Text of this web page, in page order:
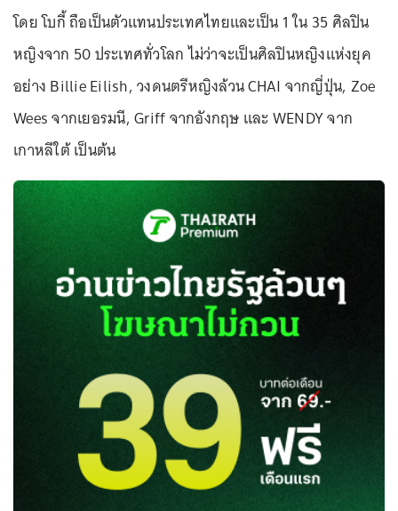
โดย โบกี้ ถือเป็นตัวแทนประเทศไทยและเป็น 1 ใน 35 ศิลปิน
หญิงจาก 50 ประเทศทั่วโลก ไม่ว่าจะเป็นศิลปินหญิงแห่งยุค
อย่าง Billie Eilish, วงดนตรีหญิงล้วน CHAI จากญี่ปุ่น, Zoe
Wees จากเยอรมนี, Griff จากอังกฤษ และ WENDY จาก
เกาหลีใต้ เป็นต้น